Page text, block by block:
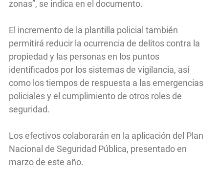
zonas”, se indica en el documento.
El incremento de la plantilla policial también
permitirá reducir la ocurrencia de delitos contra la
propiedad y las personas en los puntos
identificados por los sistemas de vigilancia, así
como los tiempos de respuesta a las emergencias
policiales y el cumplimiento de otros roles de
seguridad.
Los efectivos colaborarán en la aplicación del Plan
Nacional de Seguridad Pública, presentado en
marzo de este año.